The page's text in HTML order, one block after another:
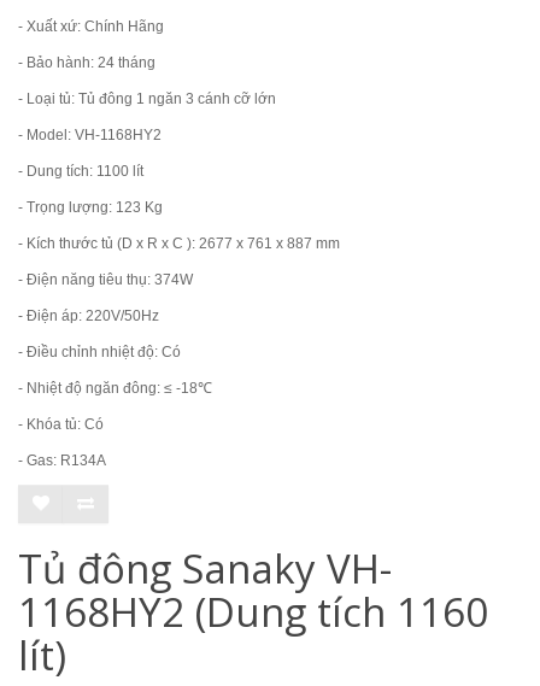
- Xuất xứ: Chính Hãng
- Bảo hành: 24 tháng
- Loại tủ: Tủ đông 1 ngăn 3 cánh cỡ lớn
- Model: VH-1168HY2
- Dung tích: 1100 lít
- Trọng lượng: 123 Kg
- Kích thước tủ (D x R x C ): 2677 x 761 x 887 mm
- Điện năng tiêu thụ: 374W
- Điện áp: 220V/50Hz
- Điều chỉnh nhiệt độ: Có
- Nhiệt độ ngăn đông: ≤ -18℃
- Khóa tủ: Có
- Gas: R134A
Tủ đông Sanaky VH-
1168HY2 (Dung tích 1160
lít)